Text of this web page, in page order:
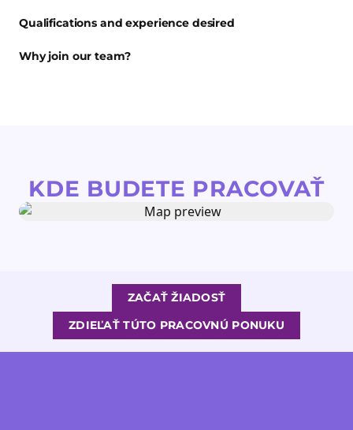
Qualifications and experience desired
Why join our team?
KDE BUDETE PRACOVAŤ
ZAČAŤ ŽIADOSŤ
ZDIEĽAŤ TÚTO PRACOVNÚ PONUKU